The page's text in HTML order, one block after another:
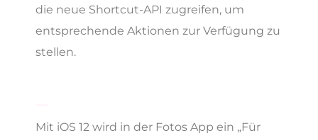
die neue Shortcut-API zugreifen, um
entsprechende Aktionen zur Verfügung zu
stellen.
Mit iOS 12 wird in der Fotos App ein „Für